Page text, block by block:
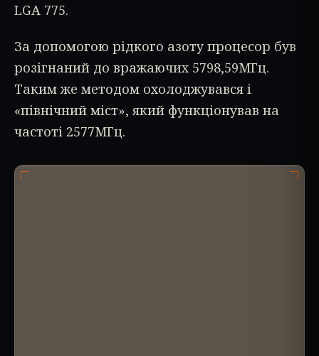
LGA 775.
За допомогою рідкого азоту процесор був
розігнаний до вражаючих 5798,59МГц.
Таким же методом охолоджувався і
«північний міст», який функціонував на
частоті 2577МГц.